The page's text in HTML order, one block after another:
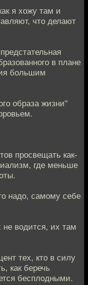
я хожу там и
что делают
в плане
большим
образа жизни"
просвещать как-
где меньше
надо, самому себе
не водится, их там
тех, кто в силу
как беречь
бесплодными.